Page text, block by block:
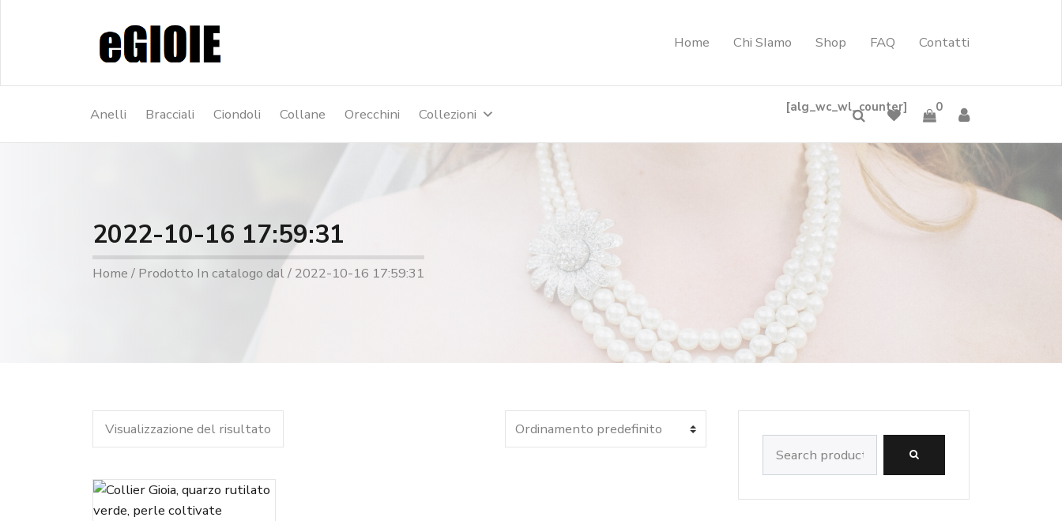
Home Chi SIamo Shop FAQ Contatti
Anelli Bracciali Ciondoli Collane Orecchini Collezioni [alg_wc_wl_counter] 0
2022-10-16 17:59:31
Home / Prodotto In catalogo dal / 2022-10-16 17:59:31
Visualizzazione del risultato
for: